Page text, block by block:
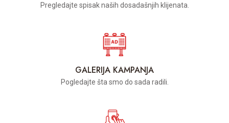
Pregledajte spisak naših dosadašnjih klijenata.
GALERIJA KAMPANJA
Pogledajte šta smo do sada radili.